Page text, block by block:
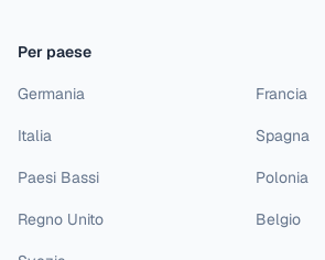
Per paese
Germania Francia
Italia Spagna
Paesi Bassi Polonia
Regno Unito Belgio